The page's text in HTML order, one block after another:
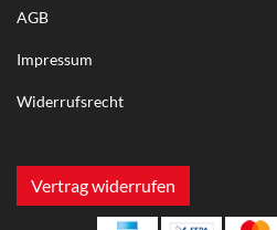
AGB
Impressum
Widerrufsrecht
Vertrag widerrufen